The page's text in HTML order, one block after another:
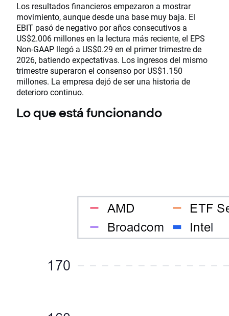
Los resultados financieros empezaron a mostrar
movimiento, aunque desde una base muy baja. El
EBIT pasó de negativo por años consecutivos a
US$2.006 millones en la lectura más reciente, el EPS
Non-GAAP llegó a US$0.29 en el primer trimestre de
2026, batiendo expectativas. Los ingresos del mismo
trimestre superaron el consenso por US$1.150
millones. La empresa dejó de ser una historia de
deterioro continuo.
Lo que está funcionando